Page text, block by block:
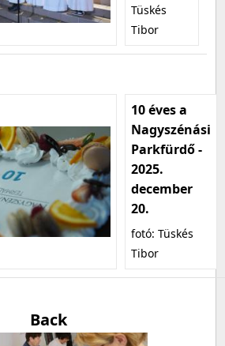
Tüskés
Tibor
10 éves a
Nagyszénási
Parkfürdő -
2025.
december
20.
fotó: Tüskés
Tibor
Back